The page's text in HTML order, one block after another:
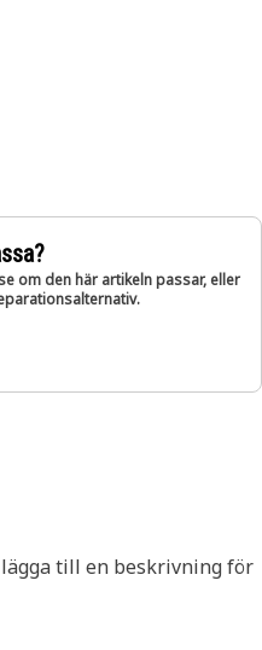
om den här artikeln passar, eller
till en beskrivning för